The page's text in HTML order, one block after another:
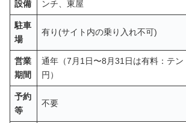
設備
ンチ、東屋
駐車
場
有り(サイト内の乗り入れ不可)
営業
期間
通年（7月1日〜8月31日は有料：テ
円）
予約
等
不要